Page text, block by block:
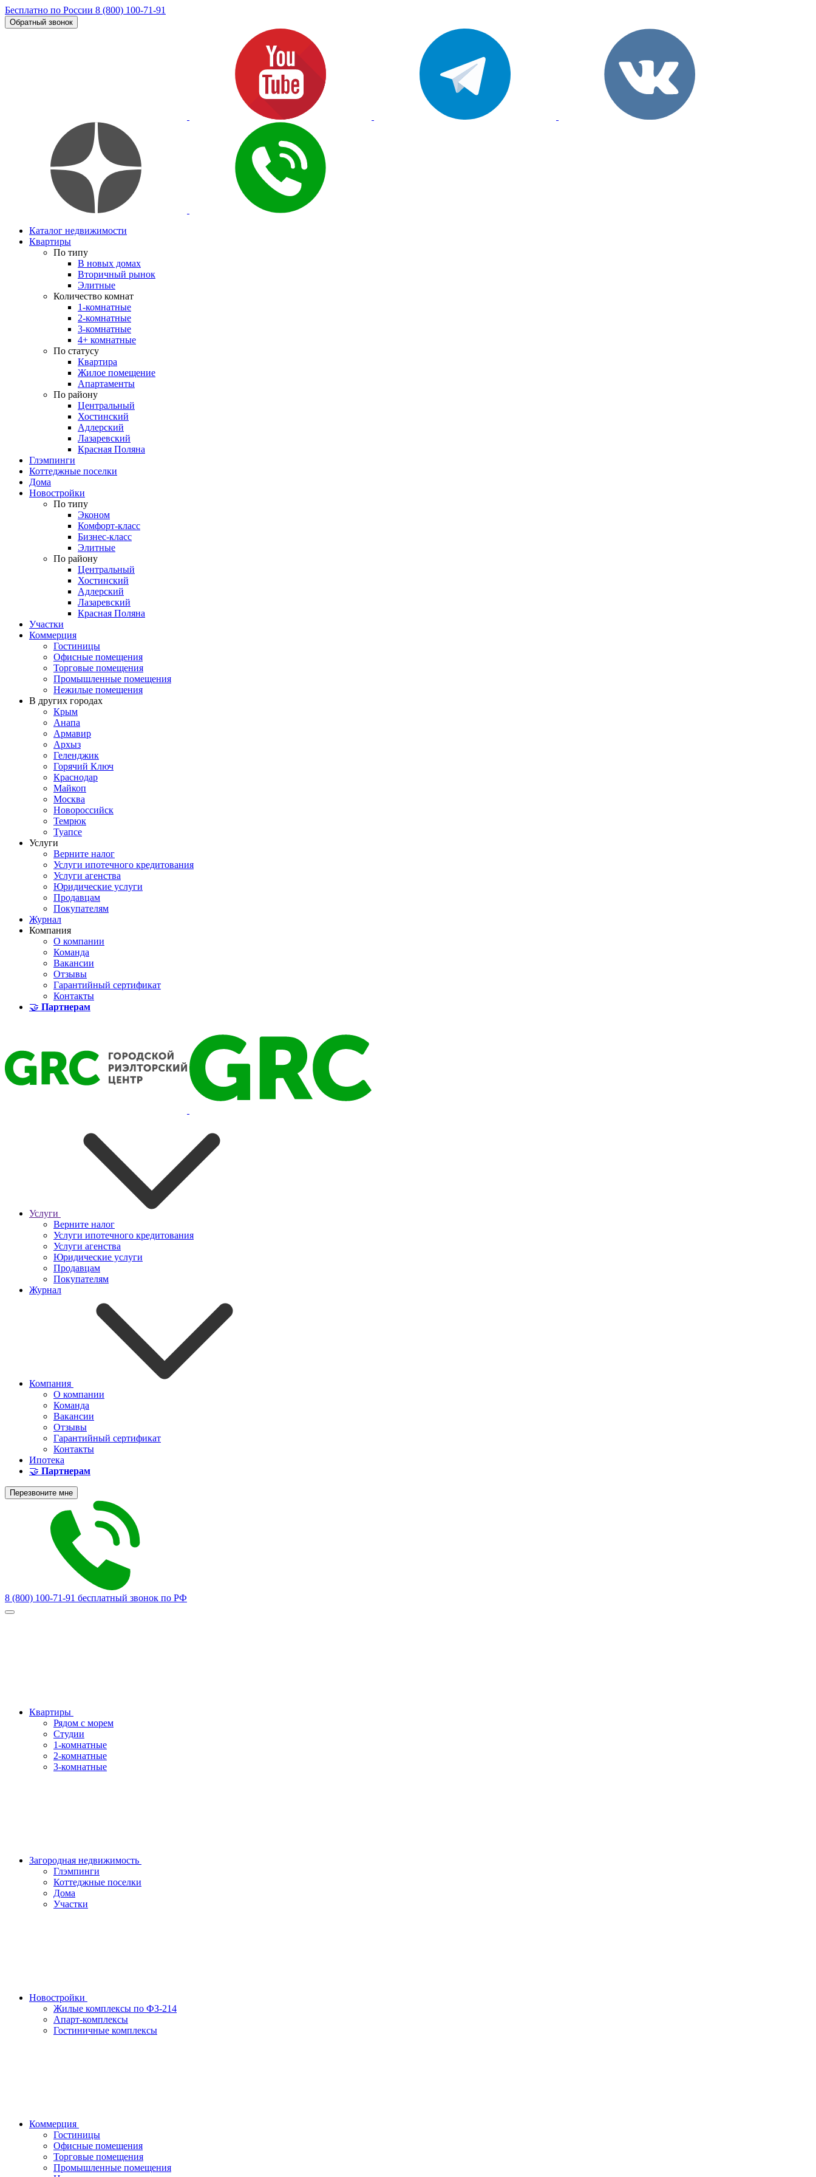
Бесплатно по России 8 (800) 100-71-91
Обратный звонок
Каталог недвижимости
Квартиры
По типу
В новых домах
Вторичный рынок
Элитные
Количество комнат
1-комнатные
2-комнатные
3-комнатные
4+ комнатные
По статусу
Квартира
Жилое помещение
Апартаменты
По району
Центральный
Хостинский
Адлерский
Лазаревский
Красная Поляна
Глэмпинги
Коттеджные поселки
Дома
Новостройки
По типу
Эконом
Комфорт-класс
Бизнес-класс
Элитные
По району
Центральный
Хостинский
Адлерский
Лазаревский
Красная Поляна
Участки
Коммерция
Гостиницы
Офисные помещения
Торговые помещения
Промышленные помещения
Нежилые помещения
В других городах
Крым
Анапа
Армавир
Архыз
Геленджик
Горячий Ключ
Краснодар
Майкоп
Москва
Новороссийск
Темрюк
Туапсе
Услуги
Верните налог
Услуги ипотечного кредитования
Услуги агенства
Юридические услуги
Продавцам
Покупателям
Журнал
Компания
О компании
Команда
Вакансии
Отзывы
Гарантийный сертификат
Контакты
🤝 Партнерам
Услуги
Верните налог
Услуги ипотечного кредитования
Услуги агенства
Юридические услуги
Продавцам
Покупателям
Журнал
Компания
О компании
Команда
Вакансии
Отзывы
Гарантийный сертификат
Контакты
Ипотека
🤝 Партнерам
Перезвоните мне
8 (800) 100-71-91 бесплатный звонок по РФ
Квартиры
Рядом с морем
Студии
1-комнатные
2-комнатные
3-комнатные
Загородная недвижимость
Глэмпинги
Коттеджные поселки
Дома
Участки
Новостройки
Жилые комплексы по ФЗ-214
Апарт-комплексы
Гостиничные комплексы
Коммерция
Гостиницы
Офисные помещения
Торговые помещения
Промышленные помещения